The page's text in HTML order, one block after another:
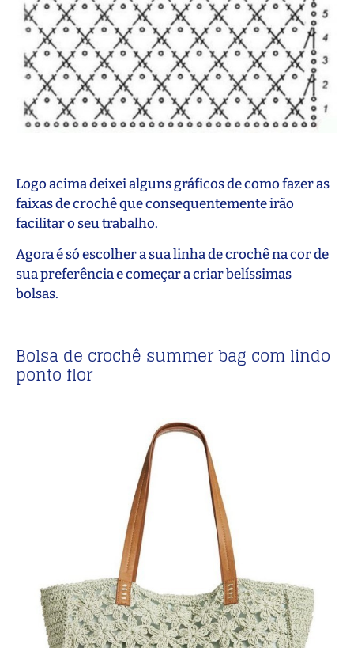
Logo acima deixei alguns gráficos de como fazer as
faixas de crochê que consequentemente irão
facilitar o seu trabalho.
Agora é só escolher a sua linha de crochê na cor de
sua preferência e começar a criar belíssimas
bolsas.
Bolsa de crochê summer bag com lindo
ponto flor